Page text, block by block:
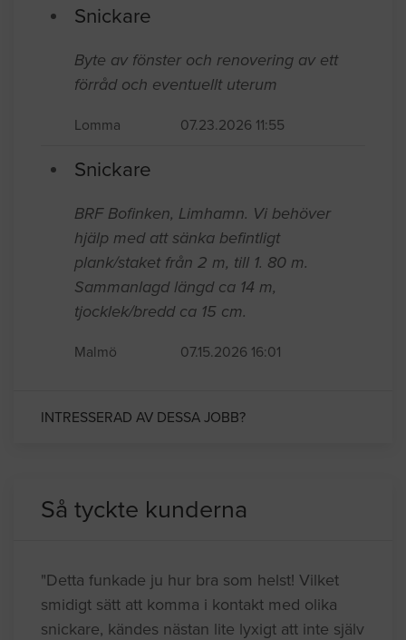
Snickare
Byte av fönster och renovering av ett
förråd och eventuellt uterum
Lomma 07.23.2026 11:55
Snickare
BRF Bofinken, Limhamn. Vi behöver
hjälp med att sänka befintligt
plank/staket från 2 m, till 1. 80 m.
Sammanlagd längd ca 14 m,
tjocklek/bredd ca 15 cm.
Malmö 07.15.2026 16:01
INTRESSERAD AV DESSA JOBB?
Så tyckte kunderna
"Detta funkade ju hur bra som helst! Vilket
smidigt sätt att komma i kontakt med olika
snickare, kändes nästan lite lyxigt att inte själv